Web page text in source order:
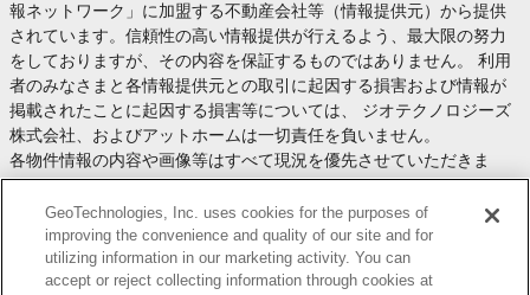
報ネットワーク」に加盟する不動産会社等（情報提供元）から提供
されています。信頼性の高い情報提供が行えるよう、最大限の努力
をしておりますが、その内容を保証するものではありません。 利用
者のみなさまと各情報提供元との取引に起因する損害および情報が
掲載されたことに起因する損害等については、 ジオテクノロジーズ
株式会社、およびアットホームは一切責任を負いません。
各物件情報の内容や画像等はすべて現況を優先させていただきま
す。
お取引等（お取引の準備、資金調達等を含みます）の際には、内容
や契約条件等について、 各情報提供元より十分な説明を受け、ご自
身でご確認の上、判断してください。
このコーナーへの物件情報のご掲載、その他不動産業務ソリューシ
GeoTechnologies, Inc. uses cookies for the purposes of
improving the convenience and quality of our site and for
utilizing information in our marketing activity. You can
accept or reject collecting information through cookies at